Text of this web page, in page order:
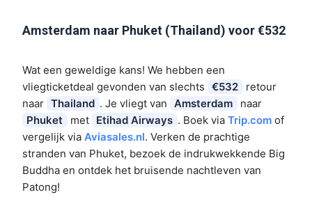
Amsterdam naar Phuket (Thailand) voor €532
Wat een geweldige kans! We hebben een
vliegticketdeal gevonden van slechts €532
retour
naar Thailand . Je vliegt van Amsterdam
naar
Phuket
met Etihad Airways . Boek via Trip.comof
vergelijk via Aviasales.nl. Verken de prachtige
stranden van Phuket, bezoek de indrukwekkende Big
Buddha en ontdek het bruisende nachtleven van
Patong!